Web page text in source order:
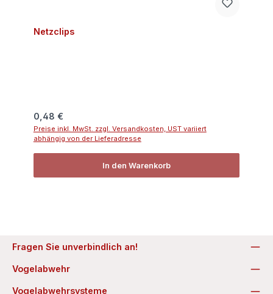
Netzclips
Regulärer Preis:
0,48 €
Preise inkl. MwSt. zzgl. Versandkosten, UST variiert
abhängig von der Lieferadresse
In den Warenkorb
Fragen Sie unverbindlich an!
Vogelabwehr
Vogelabwehrsysteme